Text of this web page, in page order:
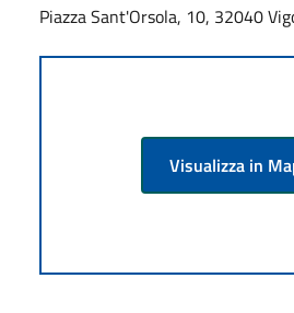
Piazza Sant'Orsola, 10, 32040
Visualizza in